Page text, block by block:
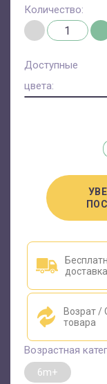
Количество:
Доступные
цвета:
доставка
Возрат /
товара
Возрастная
6m+